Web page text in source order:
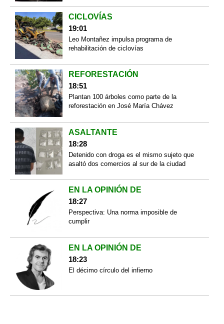
CICLOVÍAS
19:01
Leo Montañez impulsa programa de
rehabilitación de ciclovías
REFORESTACIÓN
18:51
Plantan 100 árboles como parte de la
reforestación en José María Chávez
ASALTANTE
18:28
Detenido con droga es el mismo sujeto que
asaltó dos comercios al sur de la ciudad
EN LA OPINIÓN DE
18:27
Perspectiva: Una norma imposible de
cumplir
EN LA OPINIÓN DE
18:23
El décimo círculo del infierno